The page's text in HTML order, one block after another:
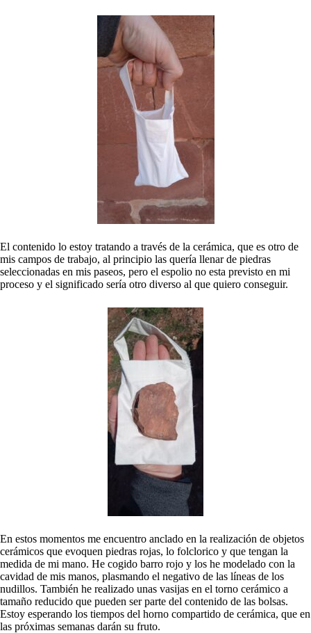
El contenido lo estoy tratando a través de la cerámica, que es otro de
mis campos de trabajo, al principio las quería llenar de piedras
seleccionadas en mis paseos, pero el espolio no esta previsto en mi
proceso y el significado sería otro diverso al que quiero conseguir.
En estos momentos me encuentro anclado en la realización de objetos
cerámicos que evoquen piedras rojas, lo folclorico y que tengan la
medida de mi mano. He cogido barro rojo y los he modelado con la
cavidad de mis manos, plasmando el negativo de las líneas de los
nudillos. También he realizado unas vasijas en el torno cerámico a
tamaño reducido que pueden ser parte del contenido de las bolsas.
Estoy esperando los tiempos del horno compartido de cerámica, que en
las próximas semanas darán su fruto.